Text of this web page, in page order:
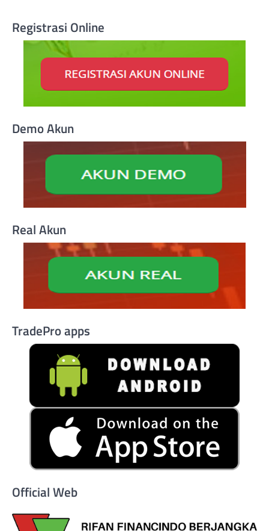
Registrasi Online
Demo Akun
Real Akun
TradePro apps
Official Web